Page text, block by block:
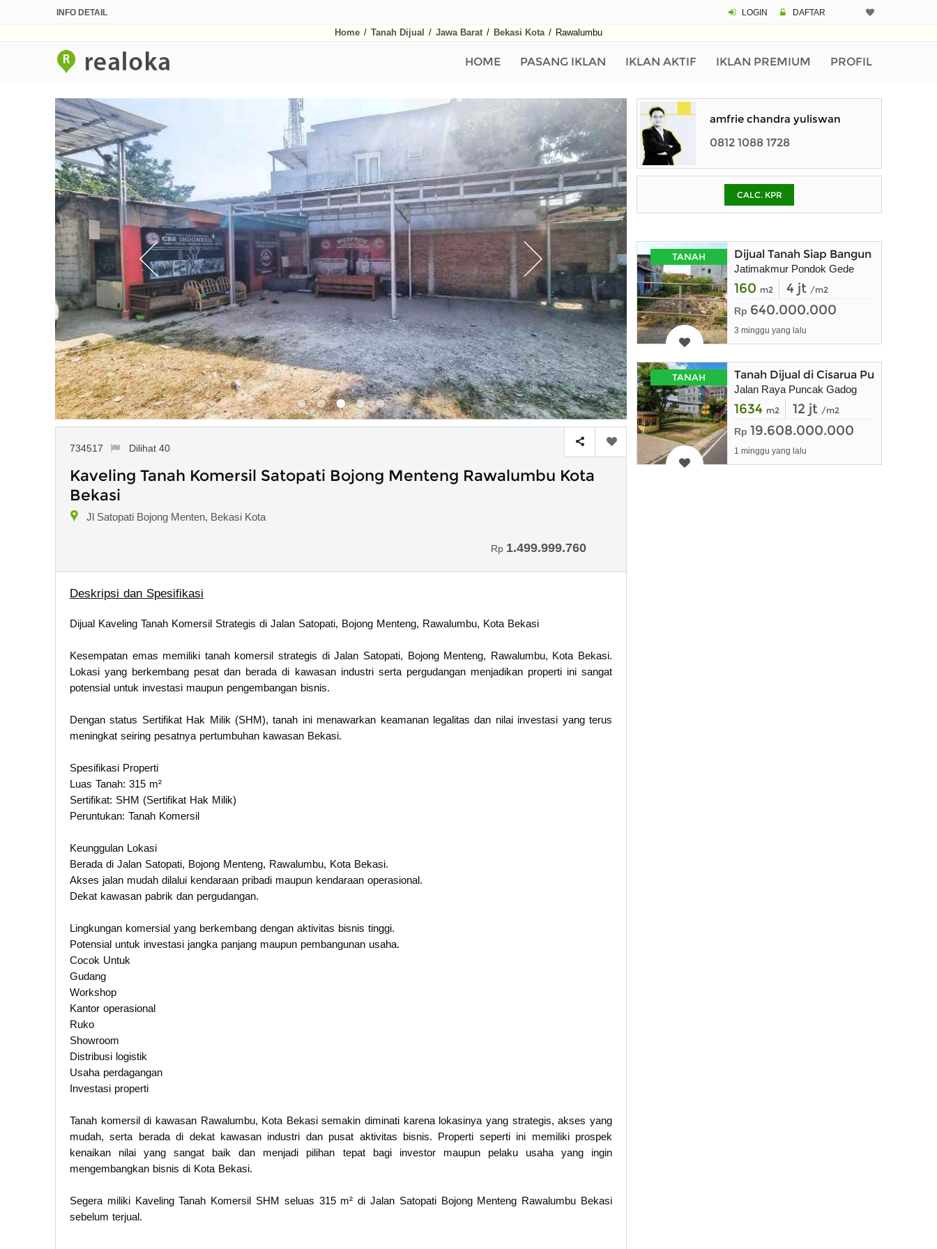
INFO DETAIL LOGIN DAFTAR
Home / Tanah Dijual / Jawa Barat / Bekasi Kota / Rawalumbu
HOME PASANG IKLAN IKLAN AKTIF IKLAN PREMIUM PROFIL
734517 Dilihat 40
Kaveling Tanah Komersil Satopati Bojong Menteng Rawalumbu Kota
Bekasi
Jl Satopati Bojong Menten, Bekasi Kota
Rp 1.499.999.760
Deskripsi dan Spesifikasi
Dijual Kaveling Tanah Komersil Strategis di Jalan Satopati, Bojong Menteng, Rawalumbu, Kota Bekasi
Kesempatan emas memiliki tanah komersil strategis di Jalan Satopati, Bojong Menteng, Rawalumbu, Kota Bekasi.
Lokasi yang berkembang pesat dan berada di kawasan industri serta pergudangan menjadikan properti ini sangat
potensial untuk investasi maupun pengembangan bisnis.
Dengan status Sertifikat Hak Milik (SHM), tanah ini menawarkan keamanan legalitas dan nilai investasi yang terus
meningkat seiring pesatnya pertumbuhan kawasan Bekasi.
Spesifikasi Properti
Luas Tanah: 315 m²
Sertifikat: SHM (Sertifikat Hak Milik)
Peruntukan: Tanah Komersil
Keunggulan Lokasi
Berada di Jalan Satopati, Bojong Menteng, Rawalumbu, Kota Bekasi.
Akses jalan mudah dilalui kendaraan pribadi maupun kendaraan operasional.
Dekat kawasan pabrik dan pergudangan.
Lingkungan komersial yang berkembang dengan aktivitas bisnis tinggi.
Potensial untuk investasi jangka panjang maupun pembangunan usaha.
Cocok Untuk
Gudang
Workshop
Kantor operasional
Ruko
Showroom
Distribusi logistik
Usaha perdagangan
Investasi properti
Tanah komersil di kawasan Rawalumbu, Kota Bekasi semakin diminati karena lokasinya yang strategis, akses yang
mudah, serta berada di dekat kawasan industri dan pusat aktivitas bisnis. Properti seperti ini memiliki prospek
kenaikan nilai yang sangat baik dan menjadi pilihan tepat bagi investor maupun pelaku usaha yang ingin
mengembangkan bisnis di Kota Bekasi.
Segera miliki Kaveling Tanah Komersil SHM seluas 315 m² di Jalan Satopati Bojong Menteng Rawalumbu Bekasi
sebelum terjual.
Pinjaman (PIN)
pada kotak-
amfrie chandra yuliswan
0812 1088 1728
CALC. KPR
TANAH Dijual Tanah Siap Bangun
Jatimakmur Pondok Gede
160 m2 4 jt /m2
Rp 640.000.000
3 minggu yang lalu
TANAH Tanah Dijual di Cisarua Puncak
Jalan Raya Puncak Gadog
1634 m2 12 jt /m2
Rp 19.608.000.000
1 minggu yang lalu